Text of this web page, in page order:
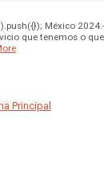
México
que tenemos o
Principal